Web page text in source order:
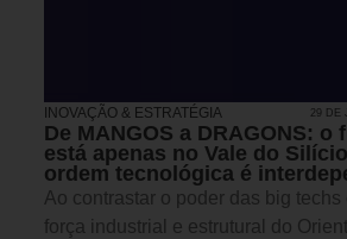
INOVAÇÃO & ESTRATÉGIA 29 DE
De MANGOS a DRAGONS: o
está apenas no Vale do
ordem tecnológica é
Ao contrastar o poder das big techs
força industrial e estrutural do